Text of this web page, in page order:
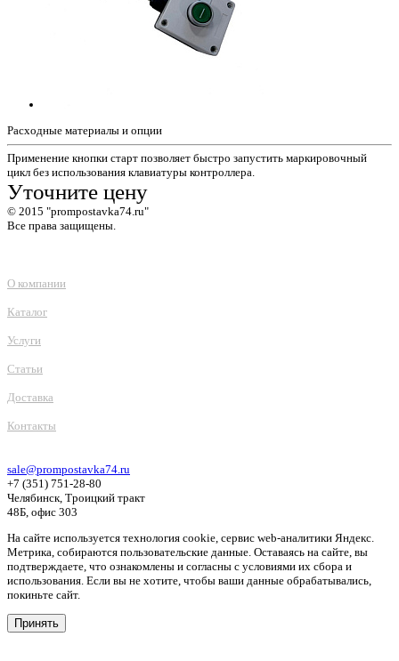
Расходные материалы и опции
Применение кнопки старт позволяет быстро запустить маркировочный
цикл без использования клавиатуры контроллера.
Уточните цену
© 2015 "prompostavka74.ru"
Все права защищены.
О компании
Каталог
Услуги
Статьи
Доставка
Контакты
sale@prompostavka74.ru
+7 (351) 751-28-80
Челябинск, Троицкий тракт
48Б, офис 303
На сайте используется технология cookie, сервис web-аналитики Яндекс.
Метрика, собираются пользовательские данные. Оставаясь на сайте, вы
подтверждаете, что ознакомлены и согласны с условиями их сбора и
использования. Если вы не хотите, чтобы ваши данные обрабатывались,
покиньте сайт.
Принять